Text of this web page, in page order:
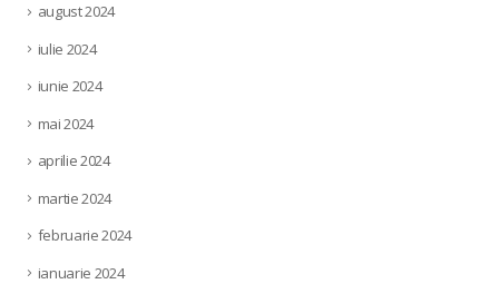
august 2024
iulie 2024
iunie 2024
mai 2024
aprilie 2024
martie 2024
februarie 2024
ianuarie 2024